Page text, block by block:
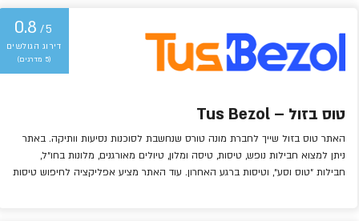
טוס בזול – Tus Bezol
0.8 /5
האתר טוס בזול שייך לחברת מונה טורס שנחשבת לסוכנות נסיעות וותיקה. באתר
ניתן למצוא חבילות נופש, טיסות, טיסה ומלון, טיולים מאורגנים, מלונות בחו״ל,
חבילות ״טוס וסע״, וטיסות ברגע האחרון. עוד האתר מציע אפליקציה לחיפוש טיסות